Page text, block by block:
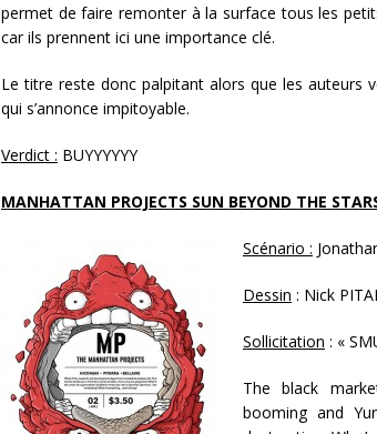
permet de faire remonter à la surface tous les
car ils prennent ici une importance clé.
Le titre reste donc palpitant alors que les auteurs
qui s’annonce impitoyable.
Verdict : BUYYYYYY
MANHATTAN PROJECTS SUN BEYOND THE
Scénario :
Dessin : Nick
Sollicitation : «
The black
booming and